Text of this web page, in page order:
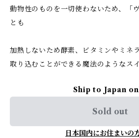
動物性のものを一切使わないため、「
とも
加熱しないため酵素、ビタミンやミネ
取り込むことができる魔法のようなスイ
Ship to Japan
Sold out
日本国内にお住まいの